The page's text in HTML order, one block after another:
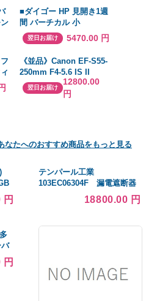
ノグラフモデル SBTR035
■ダイゴー HP 見開き1週
間 バーチカル 小
C5016(4362609)×50[送料
別途見積り][法人・事業所
限定][掲外取寄]
翌日お届け 5470.00 円
《並品》Canon EF-S55-
250mm F4-5.6 IS II
翌日お届け
12800.00
円
なたへのおすすめ商品をもっと見る
A
テンパール工業
103EC06304F 漏電遮断器
経済タイプ Eシリーズ OC付
埋込形 100AF 3P3E 200-
[§££]
18800.00 円
き